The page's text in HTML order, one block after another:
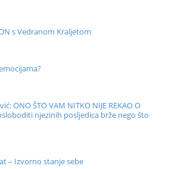
s Vedranom Kraljetom
ONO ŠTO VAM NITKO NIJE REKAO O
njezinih posljedica brže nego što
– Izvorno stanje sebe